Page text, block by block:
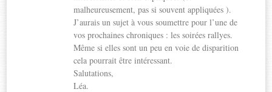
malheureusement, pas si souvent appliquées ).
J’aurais un sujet à vous soumettre pour l’une de
vos prochaines chroniques : les soirées rallyes.
Même si elles sont un peu en voie de disparition
cela pourrait être intéressant.
Salutations,
Léa.